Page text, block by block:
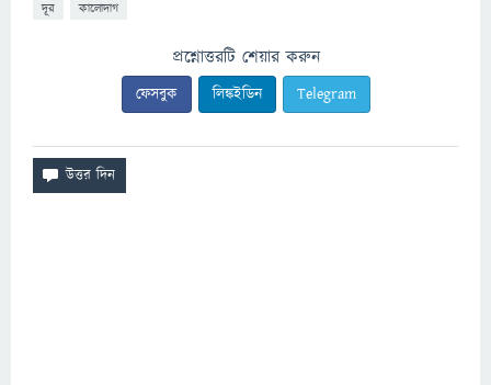
দূর কালোদাগ
প্রশ্নোত্তরটি শেয়ার করুন
ফেসবুক লিঙ্কইডিন Telegram